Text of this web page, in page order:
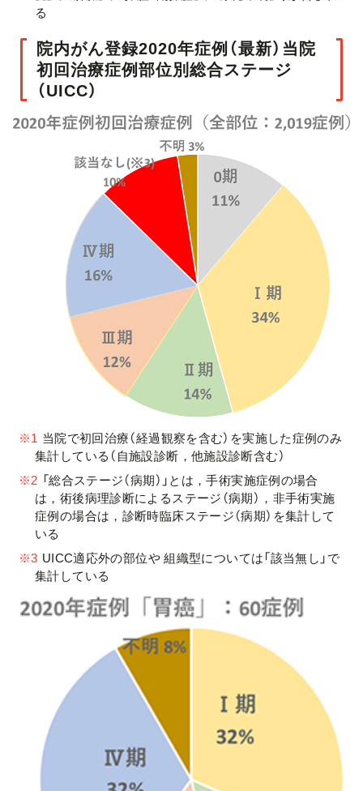
る
院内がん登録2020年症例（最新）当院
初回治療症例部位別総合ステージ
（UICC）
※1 当院で初回治療（経過観察を含む）を実施した症例のみ
集計している（自施設診断，他施設診断含む）
※2 「総合ステージ（病期）」とは，手術実施症例の場合
は，術後病理診断によるステージ（病期），非手術実施
症例の場合は，診断時臨床ステージ（病期）を集計して
いる
※3 UICC適応外の部位や 組織型については「該当無し」で
集計している